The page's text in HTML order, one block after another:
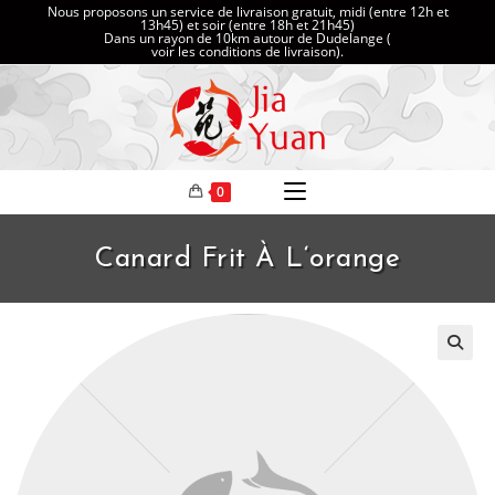
Nous proposons un service de livraison gratuit, midi (entre 12h et
13h45) et soir (entre 18h et 21h45)
Dans un rayon de 10km autour de Dudelange (
voir les conditions de livraison).
0
Canard Frit À L‘orange